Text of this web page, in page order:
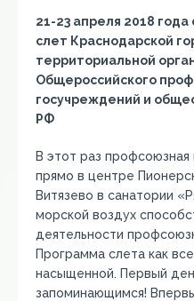
21-23 апреля 2018
слет Краснодарской
территориальной
Общероссийского
госучреждений и
РФ
В этот раз
прямо в центре
Витязево в санатории
морской воздух
деятельности
Программа слета как
насыщенной. Первый
запоминающимся!